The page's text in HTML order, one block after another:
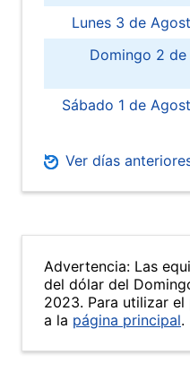
Lunes 3 de
Domingo 2
Sábado 1 de
Ver días
Advertencia: Las
del dólar del
2023. Para utilizar
a la página principal.